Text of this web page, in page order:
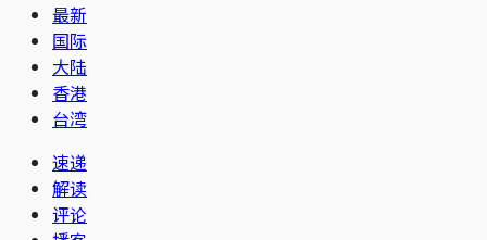
最新
国际
大陆
香港
台湾
速递
解读
评论